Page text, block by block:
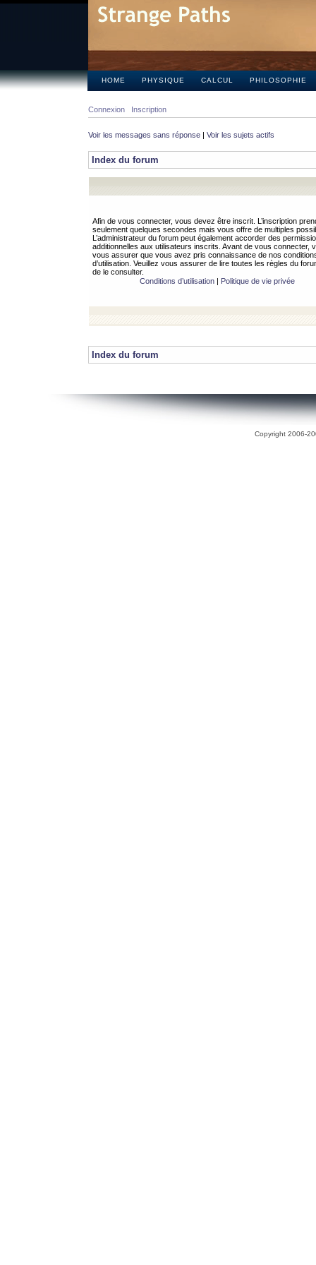
HOME PHYSIQUE CALCUL PHILOSOPHIE
Connexion Inscription
Voir les messages sans réponse | Voir les sujets actifs
Index du forum
Afin de vous connecter, vous devez être inscrit. L’inscription
seulement quelques secondes mais vous offre de multiples
L’administrateur du forum peut également accorder des
additionnelles aux utilisateurs inscrits. Avant de vous connecter,
vous assurer que vous avez pris connaissance de nos
d’utilisation. Veuillez vous assurer de lire toutes les règles du
de le consulter.
Conditions d’utilisation| Politique de vie privée
Index du forum
Copyright 2006-